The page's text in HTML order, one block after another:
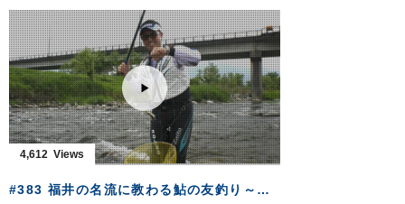
■タックル②
ロッド：サーフロッド MST 10ft8in
リール：4000番クラス XG スピニングリー
ル
メインライン：PE 1号（8本ヨリ）
リーダー：フロロ 25lb
直リグラバーギル1/0（シンカー 14gに変
更）
OWNERMOVIEhttp://ownertv.jp/
http://www.owner.co.jp
このルアーフィッシングの好敵手と対峙する
のは、ベテラン辺見哲也さん。
得意とするミノーイングで、世界のフィール
ドを渡り歩き記憶に残る魚を釣ってきた。
津軽の汽水域に狙う孤高のシーバス。
一筋縄ではいかない相手との息詰まる攻防の
先に、望外の釣果が待っていた。
放送日 2019年9月22日
■タックル
ロッド：シーバスロッド 9ft10in
ル
4,612
#383 福井の名流に教わる鮎の友釣り～追星が指し示す未来への道～